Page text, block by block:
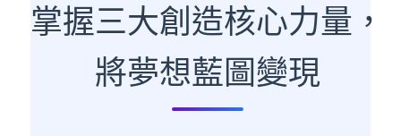
掌握三大創造核心力量，
將夢想藍圖變現